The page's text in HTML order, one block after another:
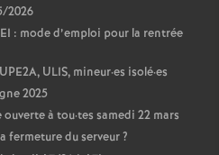
2026
: mode d’emploi pour la rentrée
ULIS, mineur·es isolé·es
2025
ouverte à tou·tes samedi 22 mars
fermeture du serveur?